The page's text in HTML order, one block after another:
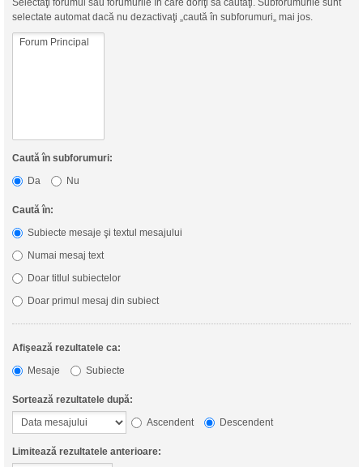
Selectaţi forumul sau forumurile în care doriţi să căutaţi. Subforumurile sunt
selectate automat dacă nu dezactivaţi „caută în subforumuri„ mai jos.
Caută în subforumuri:
Da
Nu
Caută în:
Subiecte mesaje şi textul mesajului
Numai mesaj text
Doar titlul subiectelor
Doar primul mesaj din subiect
Afişează rezultatele ca:
Mesaje
Subiecte
Sortează rezultatele după:
Ascendent
Descendent
Limitează rezultatele anterioare: